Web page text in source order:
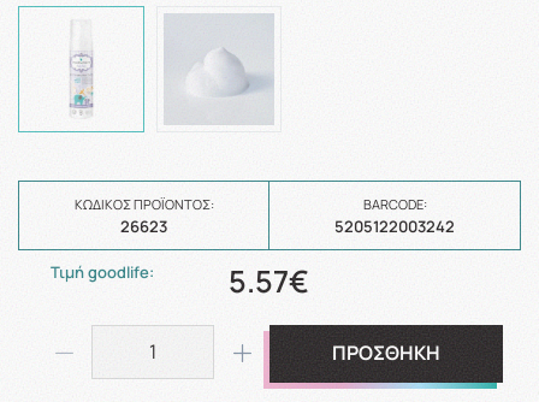
ΚΩΔΙΚΌΣ ΠΡΟΪΌΝΤΟΣ:
26623
BARCODE:
5205122003242
Τιμή goodlife: 5.57€
ΠΡΟΣΘΗΚΗ